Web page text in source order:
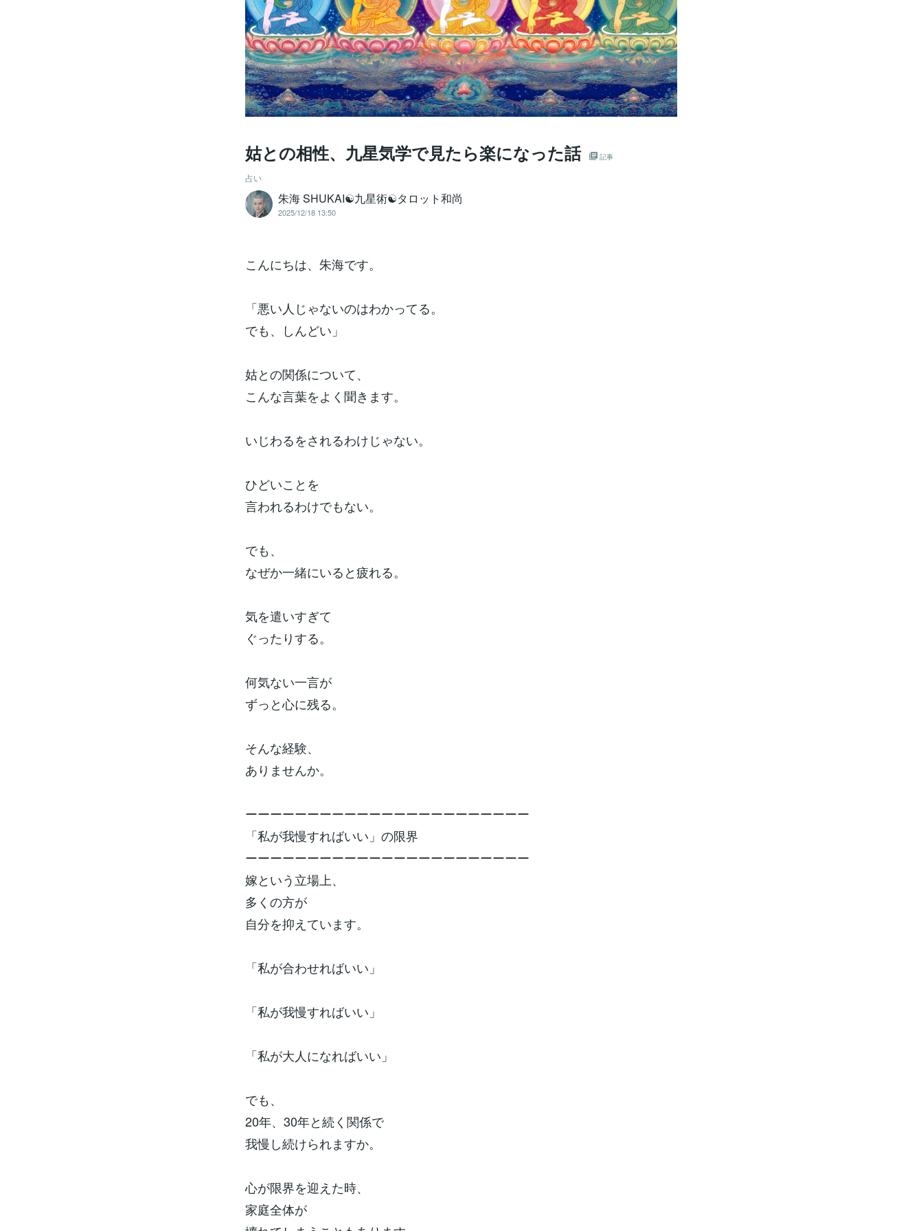
姑との相性、九星気学で見たら楽になった話 記事
占い
朱海 SHUKAI☯九星術☯タロット和尚
2025/12/18 13:50
こんにちは、朱海です。
「悪い人じゃないのはわかってる。
でも、しんどい」
姑との関係について、
こんな言葉をよく聞きます。
いじわるをされるわけじゃない。
ひどいことを
言われるわけでもない。
でも、
なぜか一緒にいると疲れる。
気を遣いすぎて
ぐったりする。
何気ない一言が
ずっと心に残る。
そんな経験、
ありませんか。
ーーーーーーーーーーーーーーーーーーーーーーー
「私が我慢すればいい」の限界
ーーーーーーーーーーーーーーーーーーーーーーー
嫁という立場上、
多くの方が
自分を抑えています。
「私が合わせればいい」
「私が我慢すればいい」
「私が大人になればいい」
でも、
20年、30年と続く関係で
我慢し続けられますか。
心が限界を迎えた時、
家庭全体が